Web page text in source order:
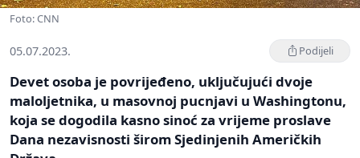
Foto: CNN
05.07.2023. Podijeli
Devet osoba je povrijeđeno, uključujući dvoje
maloljetnika, u masovnoj pucnjavi u Washingtonu,
koja se dogodila kasno sinoć za vrijeme proslave
Dana nezavisnosti širom Sjedinjenih Američkih